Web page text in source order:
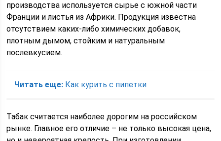
производства используется сырье с южной части
Франции и листья из Африки. Продукция известна
отсутствием каких-либо химических добавок,
плотным дымом, стойким и натуральным
послевкусием.
Читать еще: Как курить с пипетки
Табак считается наиболее дорогим на российском
рынке. Главное его отличие – не только высокая цена,